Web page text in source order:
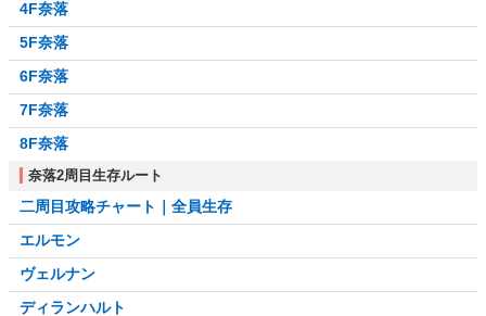
4F奈落
5F奈落
6F奈落
7F奈落
8F奈落
奈落2周目生存ルート
二周目攻略チャート｜全員生存
エルモン
ヴェルナン
ディランハルト